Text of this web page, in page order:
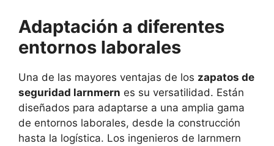
Adaptación a diferentes
entornos laborales
Una de las mayores ventajas de los zapatos de
seguridad larnmern es su versatilidad. Están
diseñados para adaptarse a una amplia gama
de entornos laborales, desde la construcción
hasta la logística. Los ingenieros de larnmern